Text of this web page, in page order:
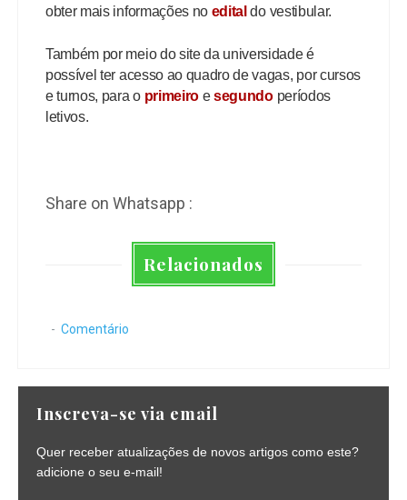
obter mais informações no edital do vestibular.
Também por meio do site da universidade é
possível ter acesso ao quadro de vagas, por cursos
e turnos, para o primeiro esegundoperíodos
letivos.
Share on Whatsapp :
Relacionados
Comentário
Inscreva-se via email
Quer receber atualizações de novos artigos como este?
adicione o seu e-mail!